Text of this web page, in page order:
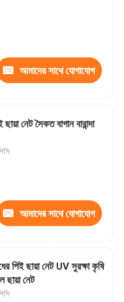
আমাদের সাথে যোগাযোগ
নেট সৈকত বাগান বারান্দা
আমাদের সাথে যোগাযোগ
পিই ছায়া নেট UV সুরক্ষা কৃষি
ছায়া নেট